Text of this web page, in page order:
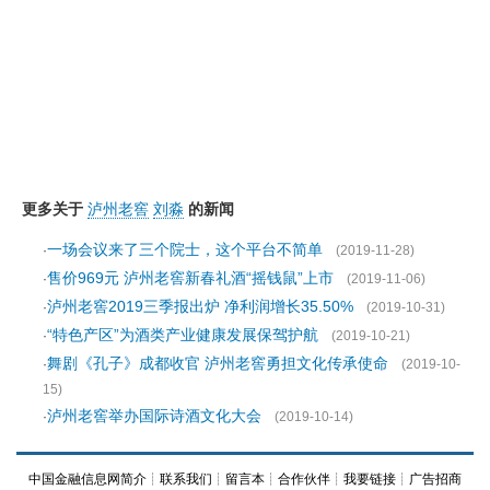
更多关于 泸州老窖 刘淼 的新闻
·一场会议来了三个院士，这个平台不简单
(2019-11-28)
·售价969元 泸州老窖新春礼酒“摇钱鼠”上市
(2019-11-06)
·泸州老窖2019三季报出炉 净利润增长35.50%
(2019-10-31)
·“特色产区”为酒类产业健康发展保驾护航
(2019-10-21)
·舞剧《孔子》成都收官 泸州老窖勇担文化传承使命
(2019-10-
15)
·泸州老窖举办国际诗酒文化大会 (2019-10-14)
中国金融信息网简介 ┊ 联系我们 ┊ 留言本 ┊ 合作伙伴 ┊ 我要链接 ┊ 广告招商